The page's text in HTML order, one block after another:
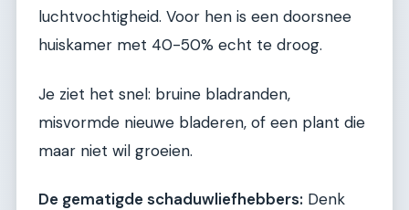
luchtvochtigheid. Voor hen is een doorsnee
huiskamer met 40-50% echt te droog.
Je ziet het snel: bruine bladranden,
misvormde nieuwe bladeren, of een plant die
maar niet wil groeien.
De gematigde schaduwliefhebbers: Denk